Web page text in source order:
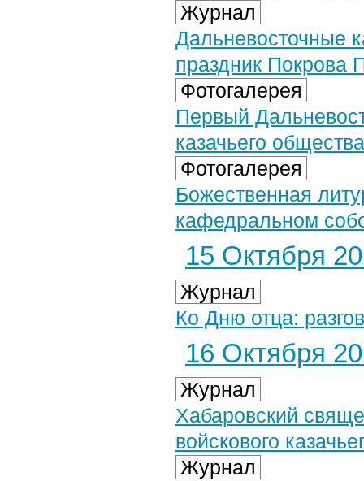
Журнал
Дальневосточные
праздник Покрова
Фотогалерея
Первый
казачьего общества
Фотогалерея
Божественная
кафедральном
15 Октября
Журнал
Ко Дню отца:
16 Октября
Журнал
Хабаровский
войскового
Журнал